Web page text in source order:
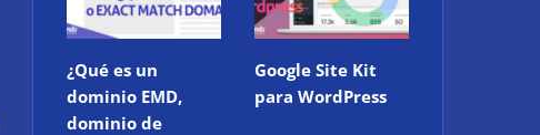
¿Qué es un
dominio EMD,
dominio de
Google Site Kit
para WordPress